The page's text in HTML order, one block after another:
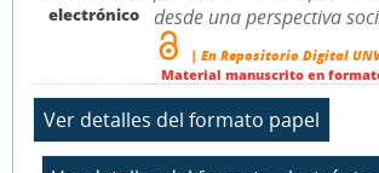
electrónico
desde una perspectiva
| En Repositorio Digital
Material manuscrito en